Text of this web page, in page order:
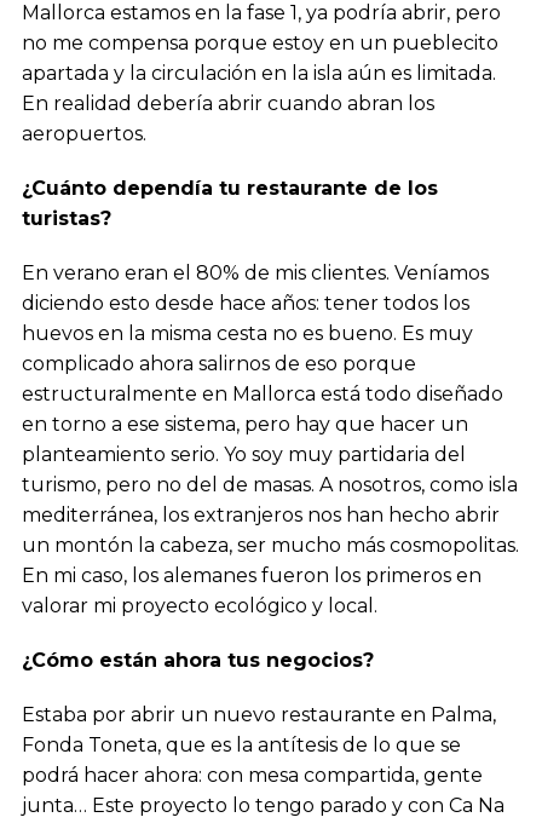
Mallorca estamos en la fase 1, ya podría abrir, pero
no me compensa porque estoy en un pueblecito
apartada y la circulación en la isla aún es limitada.
En realidad debería abrir cuando abran los
aeropuertos.
¿Cuánto dependía tu restaurante de los
turistas?
En verano eran el 80% de mis clientes. Veníamos
diciendo esto desde hace años: tener todos los
huevos en la misma cesta no es bueno. Es muy
complicado ahora salirnos de eso porque
estructuralmente en Mallorca está todo diseñado
en torno a ese sistema, pero hay que hacer un
planteamiento serio. Yo soy muy partidaria del
turismo, pero no del de masas. A nosotros, como isla
mediterránea, los extranjeros nos han hecho abrir
un montón la cabeza, ser mucho más cosmopolitas.
En mi caso, los alemanes fueron los primeros en
valorar mi proyecto ecológico y local.
¿Cómo están ahora tus negocios?
Estaba por abrir un nuevo restaurante en Palma,
Fonda Toneta, que es la antítesis de lo que se
podrá hacer ahora: con mesa compartida, gente
junta… Este proyecto lo tengo parado y con Ca Na